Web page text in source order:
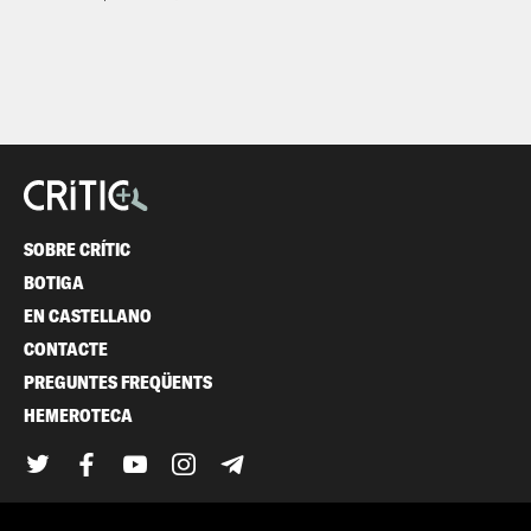
SOBRE CRÍTIC
BOTIGA
EN CASTELLANO
CONTACTE
PREGUNTES FREQÜENTS
HEMEROTECA
TwitterFacebook
YouTubeInstagram